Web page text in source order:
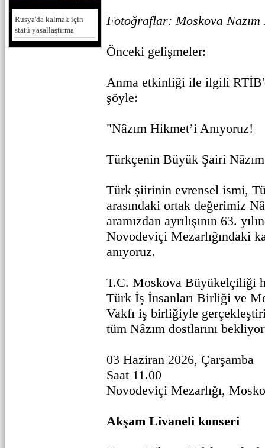
Rusya'da kalmak için
statü yasallaştırma
Fotoğraflar: Moskova Nazım
Önceki gelişmeler:
Anma etkinliği ile ilgili
şöyle:
"Nâzım Hikmet’i Anıyoruz!
Türkçenin Büyük Şairi
Türk şiirinin evrensel ismi,
arasındaki ortak değerimiz
aramızdan ayrılışının 63.
Novodeviçi Mezarlığındaki
anıyoruz.
T.C. Moskova Büyükelçiliği
Türk İş İnsanları Birliği ve
Vakfı iş birliğiyle
tüm Nâzım dostlarını
03 Haziran 2026, Çarşamba
Saat 11.00
Novodeviçi Mezarlığı,
Akşam Livaneli konseri